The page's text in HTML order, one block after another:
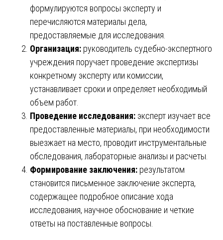
формулируются вопросы эксперту и
перечисляются материалы дела,
предоставляемые для исследования.
Организация: руководитель судебно-экспертного
учреждения поручает проведение экспертизы
конкретному эксперту или комиссии,
устанавливает сроки и определяет необходимый
объем работ.
Проведение исследования: эксперт изучает все
предоставленные материалы, при необходимости
выезжает на место, проводит инструментальные
обследования, лабораторные анализы и расчеты.
Формирование заключения: результатом
становится письменное заключение эксперта,
содержащее подробное описание хода
исследования, научное обоснование и четкие
ответы на поставленные вопросы.